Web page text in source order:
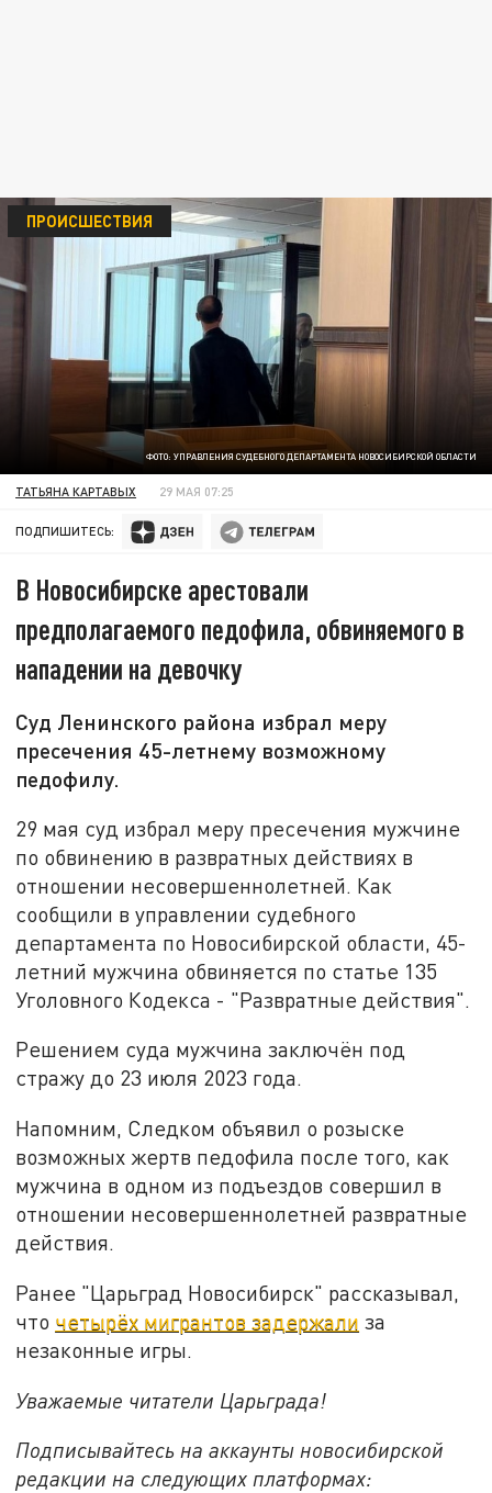
ФОТО: УПРАВЛЕНИЯ СУДЕБНОГО ДЕПАРТАМЕНТА НОВОСИБИРСКОЙ ОБЛАСТИ
ПРОИСШЕСТВИЯ
ТАТЬЯНА КАРТАВЫХ 29 МАЯ 07:25
ПОДПИШИТЕСЬ:
В Новосибирске арестовали
предполагаемого педофила, обвиняемого в
нападении на девочку
Суд Ленинского района избрал меру
пресечения 45-летнему возможному
педофилу.
29 мая суд избрал меру пресечения мужчине
по обвинению в развратных действиях в
отношении несовершеннолетней. Как
сообщили в управлении судебного
департамента по Новосибирской области, 45-
летний мужчина обвиняется по статье 135
Уголовного Кодекса - "Развратные действия".
Решением суда мужчина заключён под
стражу до 23 июля 2023 года.
Напомним, Следком объявил о розыске
возможных жертв педофила после того, как
мужчина в одном из подъездов совершил в
отношении несовершеннолетней развратные
действия.
Ранее "Царьград Новосибирск" рассказывал,
что четырёх мигрантов задержали за
незаконные игры.
Уважаемые читатели Царьграда!
Подписывайтесь на аккаунты новосибирской
редакции на следующих платформах: